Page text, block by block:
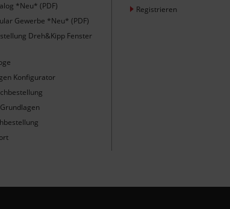
*Neu* (PDF)
Gewerbe *Neu* (PDF)
Dreh&Kipp Fenster
Konfigurator
Registrieren